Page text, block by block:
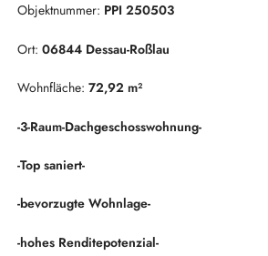
Objektnummer: PPI 250503
Ort: 06844 Dessau-Roßlau
Wohnfläche: 72,92 m²
-3-Raum-Dachgeschosswohnung-
-Top saniert-
-bevorzugte Wohnlage-
-hohes Renditepotenzial-